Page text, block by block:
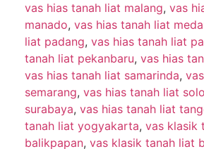
vas hias tanah liat malang, vas
manado, vas hias tanah liat
liat padang, vas hias tanah liat
tanah liat pekanbaru, vas hias
vas hias tanah liat samarinda,
semarang, vas hias tanah liat solo
surabaya, vas hias tanah liat
tanah liat yogyakarta, vas klasik
balikpapan, vas klasik tanah liat